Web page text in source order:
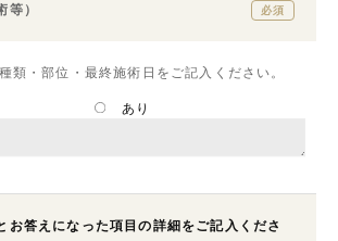
等）
必須
類・部位・最終施術日をご記入ください。
あり
お答えになった項目の詳細をご記入くださ